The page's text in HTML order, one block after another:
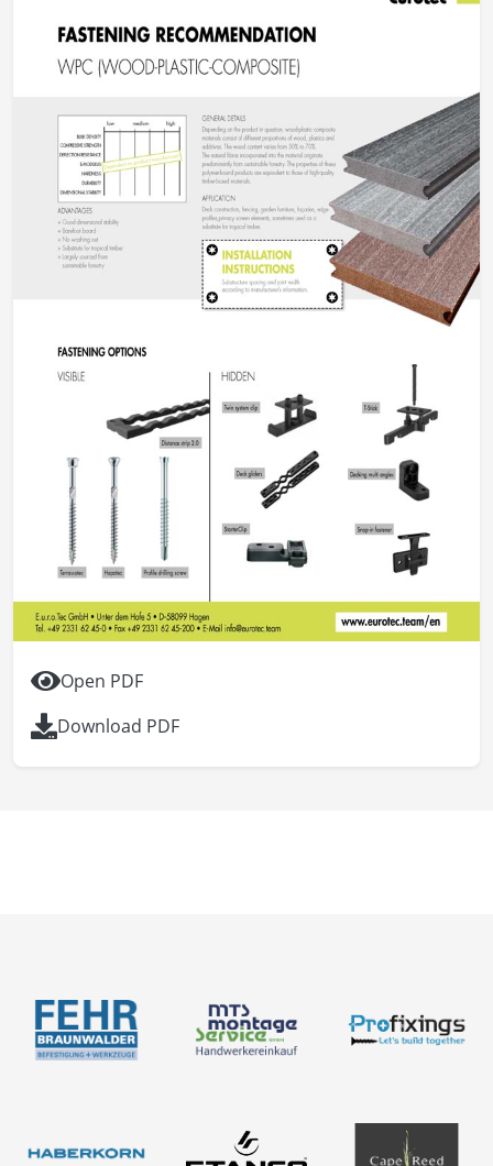
Open PDF
Download PDF